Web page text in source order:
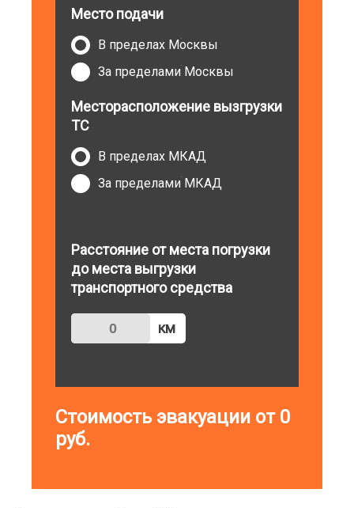
Место подачи
В пределах Москвы
За пределами Москвы
Месторасположение вызгрузки
ТС
В пределах МКАД
За пределами МКАД
Расстояние от места погрузки
до места выгрузки
транспортного средства
км
Стоимость эвакуации от 0
руб.